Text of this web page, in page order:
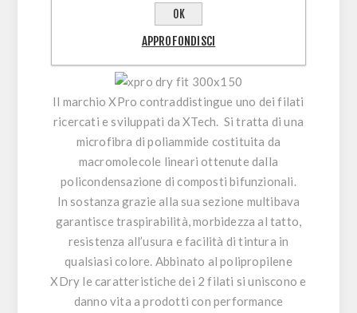
La composizione è 100% polipropilene ma le
tecniche di lavorazione e i procedimenti per
creare questo filo rimangono top secret!
Il marchioXPro contraddistingue uno dei filati
ricercati e sviluppati da XTech. Si tratta di una
microfibra di poliammide costituita da
macromolecole lineari ottenute dalla
policondensazione di composti bifunzionali.
In sostanza grazie alla sua sezione multibava
garantisce traspirabilità, morbidezza al tatto,
resistenza all’usura e facilità di tintura in
qualsiasi colore. Abbinato al polipropilene
XDry le caratteristiche dei 2 filati si uniscono e
danno vita a prodotti con performance
OK
APPROFONDISCI